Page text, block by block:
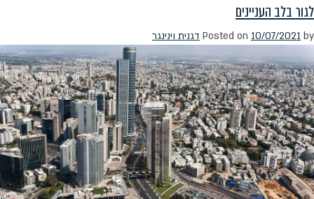
יהודה
–
OLAM
–
הגרלת
מכונית
נובמבר
2025
לגור בלב העניינים
Posted on 10/07/2021 by דגנית וינינגר